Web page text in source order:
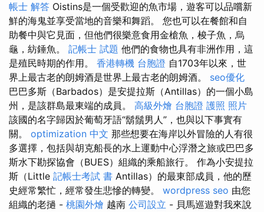
帳士 解答 Oistins是一個受歡迎的魚市場，遊客可以品嚐新
鮮的海鬼並享受當地的音樂和舞蹈。 您也可以在餐館和自
助餐中與它見面，但他們很樂意食用金槍魚，梭子魚，烏
龜，紡錘魚。 記帳士 試題 他們的食物也具有非洲作用，這
是殖民時期的作用。 香港轉機 台胞證 自1703年以來，世
界上最古老的朗姆酒是世界上最古老的朗姆酒。 seo優化
巴巴多斯（Barbados）是安提拉斯（Antillas）的一個小島
州，是該群島最東端的成員。 高級外燴 台胞證 護照 照片
該國的名字歸因於葡萄牙語“鬍鬚男人”，也與以下事實有
關。 optimization 中文 那些想要在海岸以外冒險的人有很
多選擇，包括與胡克船長的水上運動中心浮潛之旅或巴巴多
斯水下勘探協會（BUES）組織的乘船旅行。 作為小安提拉
斯（Little 記帳士考試 書 Antillas）的最東部成員，他的歷
史經常繁忙，經常發生悲慘的轉變。 wordpress seo 由您
組織的老撾 - 桃園外燴 越南 公司設立 - 貝馬巡遊對我來說